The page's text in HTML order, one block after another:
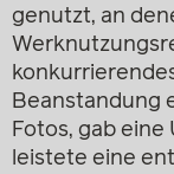
genutzt, an
Beanstandung
Fotos, gab
leistete eine